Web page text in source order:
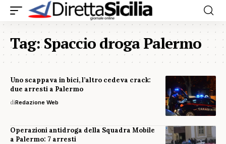
Tag:Spaccio droga Palermo
Uno scappava in bici, l’altro cedeva crack:
due arresti a Palermo
diRedazione Web
Operazioni antidroga della Squadra Mobile
a Palermo: 7 arresti